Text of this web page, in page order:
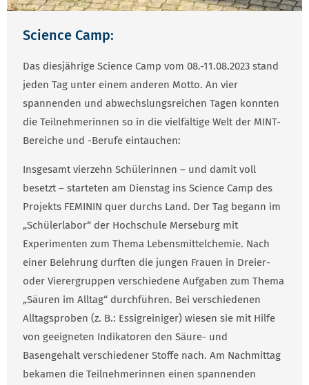
Science Camp:
Das diesjährige Science Camp vom 08.-11.08.2023 stand
jeden Tag unter einem anderen Motto. An vier
spannenden und abwechslungsreichen Tagen konnten
die Teilnehmerinnen so in die vielfältige Welt der MINT-
Bereiche und -Berufe eintauchen:
Insgesamt vierzehn Schülerinnen – und damit voll
besetzt – starteten am Dienstag ins Science Camp des
Projekts FEMININ quer durchs Land. Der Tag begann im
„Schülerlabor“ der Hochschule Merseburg mit
Experimenten zum Thema Lebensmittelchemie. Nach
einer Belehrung durften die jungen Frauen in Dreier-
oder Vierergruppen verschiedene Aufgaben zum Thema
„Säuren im Alltag“ durchführen. Bei verschiedenen
Alltagsproben (z. B.: Essigreiniger) wiesen sie mit Hilfe
von geeigneten Indikatoren den Säure- und
Basengehalt verschiedener Stoffe nach. Am Nachmittag
bekamen die Teilnehmerinnen einen spannenden